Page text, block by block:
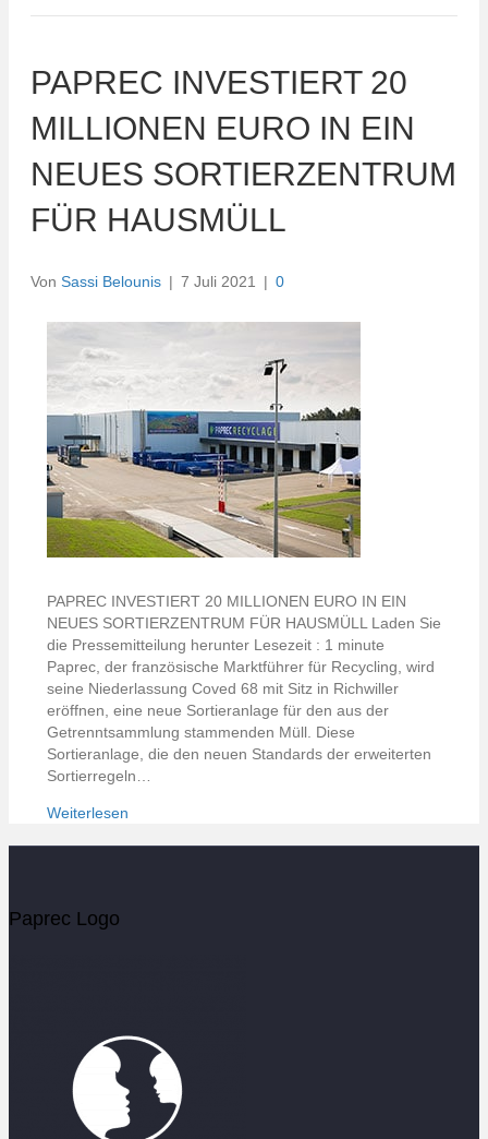
PAPREC INVESTIERT 20
MILLIONEN EURO IN EIN
NEUES SORTIERZENTRUM
FÜR HAUSMÜLL
Von Sassi Belounis | 7 Juli 2021 | 0
PAPREC INVESTIERT 20 MILLIONEN EURO IN EIN
NEUES SORTIERZENTRUM FÜR HAUSMÜLL Laden Sie
die Pressemitteilung herunter Lesezeit : 1 minute
Paprec, der französische Marktführer für Recycling, wird
seine Niederlassung Coved 68 mit Sitz in Richwiller
eröffnen, eine neue Sortieranlage für den aus der
Getrenntsammlung stammenden Müll. Diese
Sortieranlage, die den neuen Standards der erweiterten
Sortierregeln…
Weiterlesen
Paprec Logo